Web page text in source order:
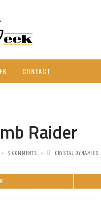
CONTACT
Raider
5 COMMENTS CRYSTAL DYNAMICS